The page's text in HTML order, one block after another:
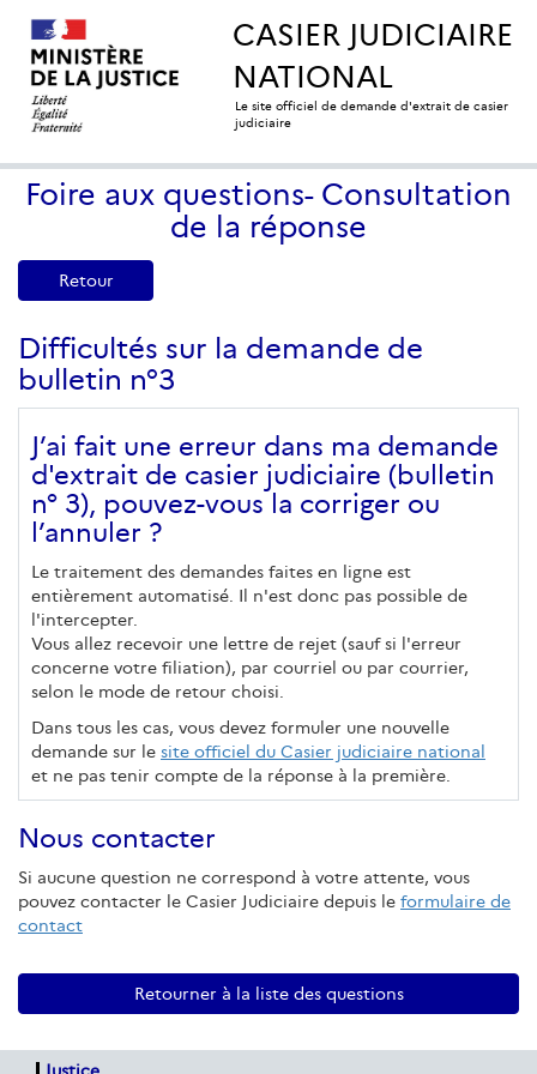
CASIER JUDICIAIRE
NATIONAL
Le site officiel de demande d'extrait de casier
judiciaire
Foire aux questions- Consultation
de la réponse
Retour
Difficultés sur la demande de
bulletin n°3
J’ai fait une erreur dans ma demande
d'extrait de casier judiciaire (bulletin
n° 3), pouvez-vous la corriger ou
l’annuler ?
Le traitement des demandes faites en ligne est
entièrement automatisé. Il n'est donc pas possible de
l'intercepter.
Vous allez recevoir une lettre de rejet (sauf si l'erreur
concerne votre filiation), par courriel ou par courrier,
selon le mode de retour choisi.
Dans tous les cas, vous devez formuler une nouvelle
demande sur le site officiel du Casier judiciaire national
et ne pas tenir compte de la réponse à la première.
Nous contacter
Si aucune question ne correspond à votre attente, vous
pouvez contacter le Casier Judiciaire depuis le formulaire de
contact
Retourner à la liste des questions